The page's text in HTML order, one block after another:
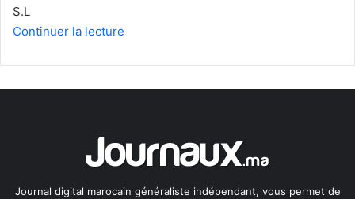
S.L
Continuer la lecture
Journal digital marocain généraliste indépendant, vous permet de